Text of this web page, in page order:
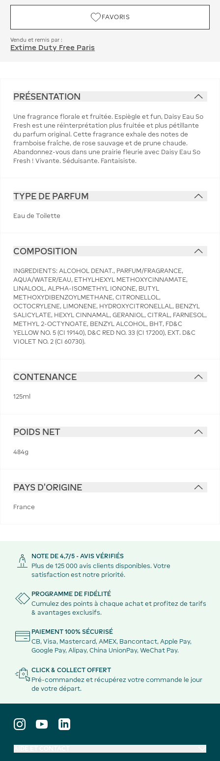
FAVORIS
Vendu et remis par :
Extime Duty Free Paris
PRÉSENTATION
Une fragrance florale et fruitée. Espiègle et fun, Daisy Eau So
Fresh est une réinterprétation plus fruitée et plus pétillante
du parfum original. Cette fragrance exhale des notes de
framboise fraîche, de rose sauvage et de prune chaude.
Abandonnez-vous dans une prairie fleurie avec Daisy Eau So
Fresh ! Vivante. Séduisante. Fantaisiste.
TYPE DE PARFUM
Eau de Toilette
COMPOSITION
INGREDIENTS: ALCOHOL DENAT., PARFUM/FRAGRANCE,
AQUA/WATER/EAU, ETHYLHEXYL METHOXYCINNAMATE,
LINALOOL, ALPHA-ISOMETHYL IONONE, BUTYL
METHOXYDIBENZOYLMETHANE, CITRONELLOL,
OCTOCRYLENE, LIMONENE, HYDROXYCITRONELLAL, BENZYL
SALICYLATE, HEXYL CINNAMAL, GERANIOL, CITRAL, FARNESOL,
METHYL 2-OCTYNOATE, BENZYL ALCOHOL, BHT, FD&C
YELLOW NO. 5 (CI 19140), D&C RED NO. 33 (CI 17200), EXT. D&C
VIOLET NO. 2 (CI 60730).
CONTENANCE
125ml
POIDS NET
484g
PAYS D'ORIGINE
France
NOTE DE 4,7/5 - AVIS VÉRIFIÉS
Plus de 125 000 avis clients disponibles. Votre
satisfaction est notre priorité.
PROGRAMME DE FIDÉLITÉ
Cumulez des points à chaque achat et profitez de tarifs
& avantages exclusifs.
PAIEMENT 100% SÉCURISÉ
CB, Visa, Mastercard, AMEX, Bancontact, Apple Pay,
Google Pay, Alipay, China UnionPay, WeChat Pay.
CLICK & COLLECT OFFERT
Pré-commandez et récupérez votre commande le jour
de votre départ.